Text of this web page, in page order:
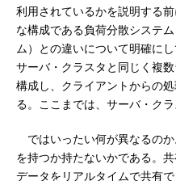
利用されているかを説明する
な構成である負荷分散システ
ム）との違いについて明確に
サーバ・クラスタと同じく複
構成し、クライアントからの
る。ここまでは、サーバ・ク
ではいったい何が異なるの
を持つか持たないかである。
データをリアルタイムで共有